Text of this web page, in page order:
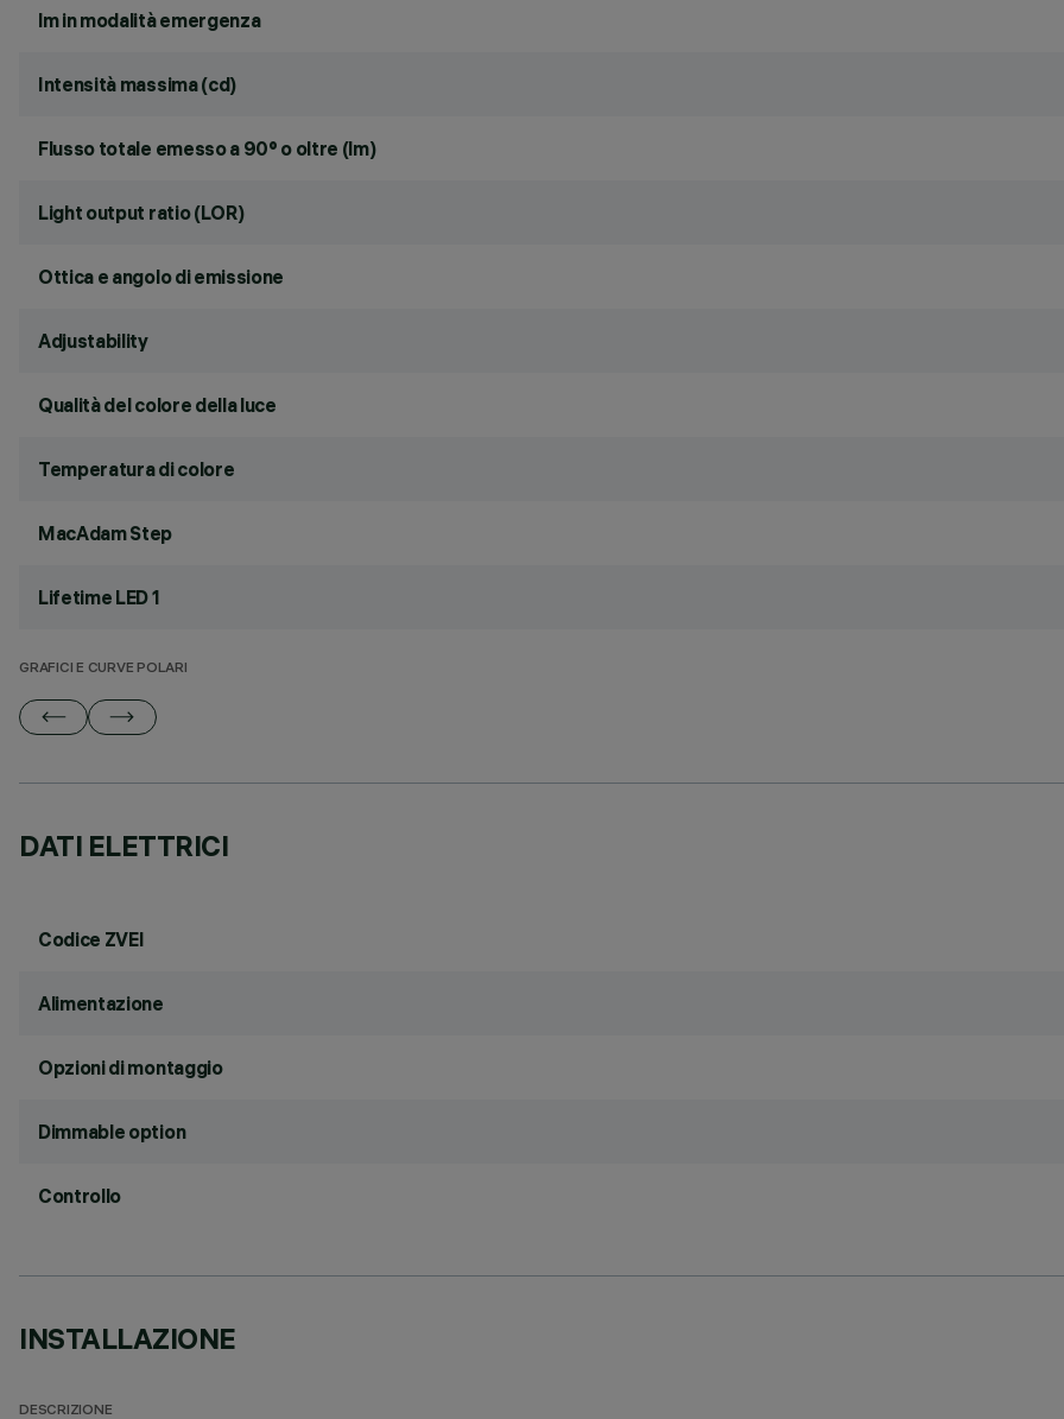
lm in modalità emergenza
Intensità massima (cd)
Flusso totale emesso a 90° o oltre (lm)
Light output ratio (LOR)
Ottica e angolo di emissione
Adjustability
Qualità del colore della luce
Temperatura di colore
MacAdam Step
Lifetime LED 1
GRAFICI E CURVE POLARI
DATI ELETTRICI
Codice ZVEI
Alimentazione
Opzioni di montaggio
Dimmable option
Controllo
INSTALLAZIONE
DESCRIZIONE